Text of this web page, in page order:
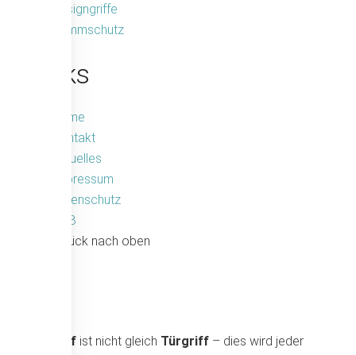
Designgriffe
Rammschutz
Links
Home
Kontakt
Aktuelles
Impressum
Datenschutz
AGB
zurück nach oben
Türgriff ist nicht gleich Türgriff – dies wird jeder